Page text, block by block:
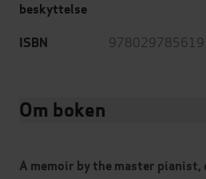
beskyttelse
ISBN
Om boken
A memoir by the master pianist,